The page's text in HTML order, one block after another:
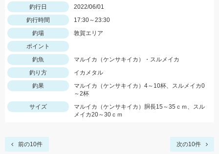
釣行日
2022/06/01
釣行時間
17:30～23:30
釣場
敦賀エリア
ポイント
釣魚
マルイカ（ケンサキイカ）・スルメイカ
釣り方
イカメタル
釣果
マルイカ（ケンサキイカ）4～10杯、スルメイカ0
～2杯
サイズ
マルイカ（ケンサキイカ）胴長15～35ｃｍ、スル
メイカ20～30ｃｍ
前の10件 次の10件